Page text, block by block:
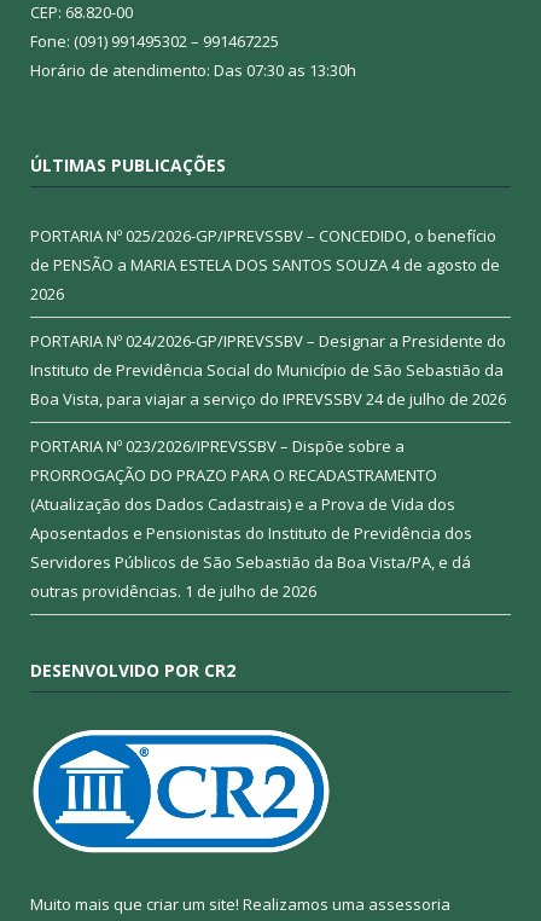
CEP: 68.820-00
Fone: (091) 991495302 – 991467225
Horário de atendimento: Das 07:30 as 13:30h
ÚLTIMAS PUBLICAÇÕES
PORTARIA Nº 025/2026-GP/IPREVSSBV – CONCEDIDO, o benefício
de PENSÃO a MARIA ESTELA DOS SANTOS SOUZA4 de agosto de
2026
PORTARIA Nº 024/2026-GP/IPREVSSBV – Designar a Presidente do
Instituto de Previdência Social do Município de São Sebastião da
Boa Vista, para viajar a serviço do IPREVSSBV24 de julho de 2026
PORTARIA Nº 023/2026/IPREVSSBV – Dispõe sobre a
PRORROGAÇÃO DO PRAZO PARA O RECADASTRAMENTO
(Atualização dos Dados Cadastrais) e a Prova de Vida dos
Aposentados e Pensionistas do Instituto de Previdência dos
Servidores Públicos de São Sebastião da Boa Vista/PA, e dá
outras providências. 1 de julho de 2026
DESENVOLVIDO POR CR2
Muito mais que criar um site! Realizamos uma assessoria